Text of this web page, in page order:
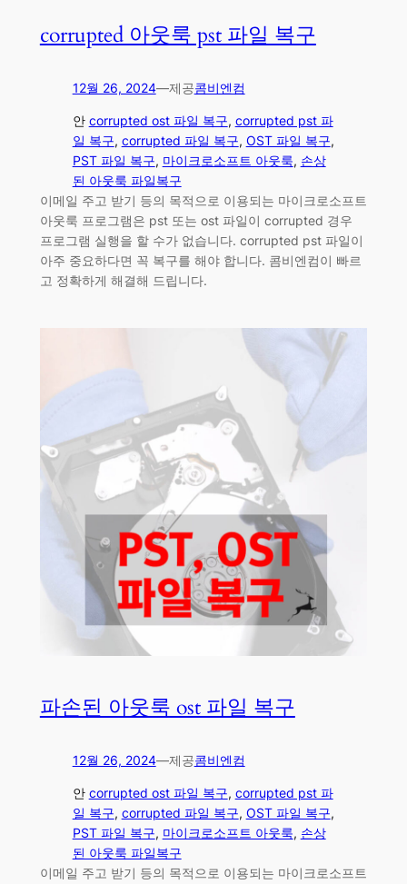
corrupted 아웃룩 pst 파일 복구
12월 26, 2024—제공콤비엔컴
안 corrupted ost 파일 복구, corrupted pst 파
일 복구, corrupted 파일 복구, OST 파일 복구
PST 파일 복구, 마이크로소프트 아웃룩, 손상
된 아웃룩 파일복구
이메일 주고 받기 등의 목적으로 이용되는 마이크로소프트
아웃룩 프로그램은 pst 또는 ost 파일이 corrupted 경우
프로그램 실행을 할 수가 없습니다. corrupted pst 파일이
아주 중요하다면 꼭 복구를 해야 합니다. 콤비엔컴이 빠르
고 정확하게 해결해 드립니다.
파손된 아웃룩 ost 파일 복구
12월 26, 2024—제공콤비엔컴
안 corrupted ost 파일 복구, corrupted pst 파
일 복구, corrupted 파일 복구, OST 파일 복구
PST 파일 복구, 마이크로소프트 아웃룩, 손상
된 아웃룩 파일복구
이메일 주고 받기 등의 목적으로 이용되는 마이크로소프트